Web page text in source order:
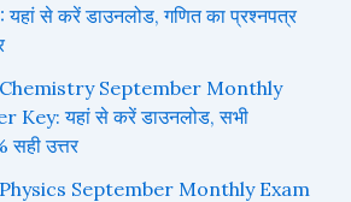
से करें डाउनलोड, गणित का प्रश्नपत्र
September Monthly
Key: यहां से करें डाउनलोड, सभी
उत्तर
September Monthly Exam